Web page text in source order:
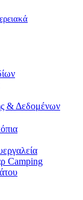
& Δεδομένων
Camping